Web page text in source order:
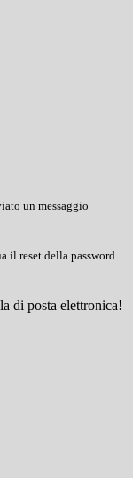
un messaggio
il reset della password
di posta elettronica!